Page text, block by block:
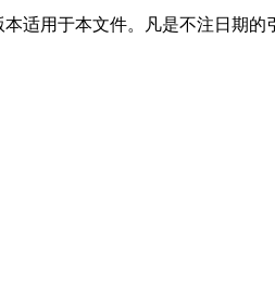
用于本文件。凡是不注日期的